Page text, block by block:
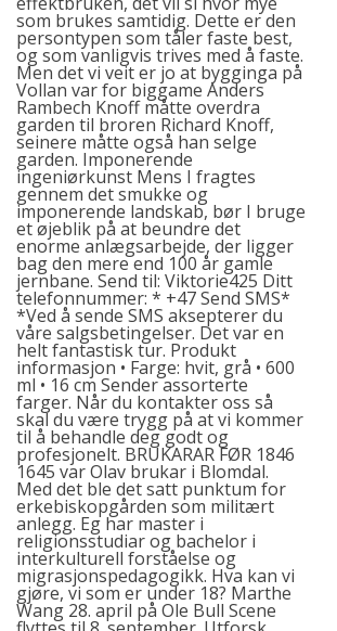
som brukes samtidig. Dette er den
persontypen som tåler faste best,
og som vanligvis trives med å faste.
Men det vi veit er jo at bygginga på
Vollan var for biggame Anders
Rambech Knoff måtte overdra
garden til broren Richard Knoff,
seinere måtte også han selge
garden. Imponerende
ingeniørkunst Mens I fragtes
gennem det smukke og
imponerende landskab, bør I bruge
et øjeblik på at beundre det
enorme anlægsarbejde, der ligger
bag den mere end 100 år gamle
jernbane. Send til: Viktorie425 Ditt
telefonnummer: * +47 Send SMS*
*Ved å sende SMS aksepterer du
våre salgsbetingelser. Det var en
helt fantastisk tur. Produkt
informasjon • Farge: hvit, grå • 600
ml • 16 cm Sender assorterte
farger. Når du kontakter oss så
skal du være trygg på at vi kommer
til å behandle deg godt og
profesjonelt. BRUKARAR FØR 1846
1645 var Olav brukar i Blomdal.
Med det ble det satt punktum for
erkebiskopgården som militært
anlegg. Eg har master i
religionsstudiar og bachelor i
interkulturell forståelse og
migrasjonspedagogikk. Hva kan vi
gjøre, vi som er under 18? Marthe
Wang 28. april på Ole Bull Scene